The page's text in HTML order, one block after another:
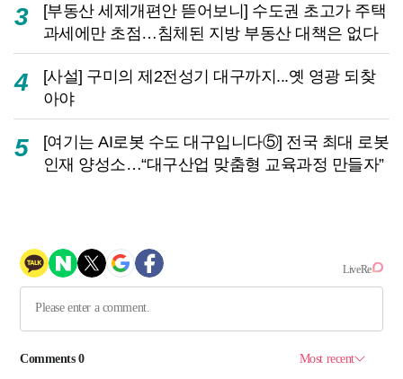
3
[부동산 세제개편안 뜯어보니] 수도권 초고가 주택
과세에만 초점…침체된 지방 부동산 대책은 없다
4
[사설] 구미의 제2전성기 대구까지...옛 영광 되찾
아야
5
[여기는 AI로봇 수도 대구입니다⑤] 전국 최대 로봇
인재 양성소…“대구산업 맞춤형 교육과정 만들자”